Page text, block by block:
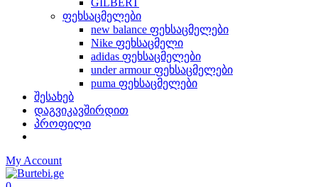
GILBERT
ფეხსაცმელები
new balance ფეხსაცმელები
Nike ფეხსაცმელი
adidas ფეხსაცმელები
under armour ფეხსაცმელები
puma ფეხსაცმელები
შესახებ
დაგვიკავშირდით
პროფილი
My Account